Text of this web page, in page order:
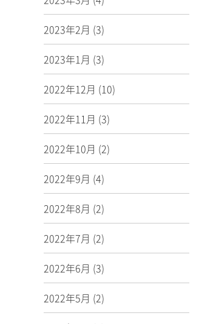
2023年2月 (3)
2023年1月 (3)
2022年12月 (10)
2022年11月 (3)
2022年10月 (2)
2022年9月 (4)
2022年8月 (2)
2022年7月 (2)
2022年6月 (3)
2022年5月 (2)